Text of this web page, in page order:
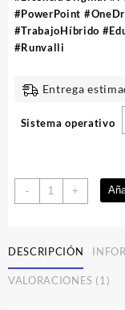
#PowerPoint
#TrabajoHíbrido
#Runvalli
Entrega
Sistema operativo
-
Office
365
|
5
PC
+
DESCRIPCIÓN
VALORACIONES (1)